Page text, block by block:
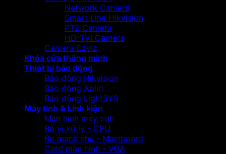
Network Camera
Smart Line Hikvision
PTZ Camera
HD-TVI Camera
Camera Ezviz
Khóa cửa thông minh
Thiết bị báo động
Báo động Hikvision
Báo động Aolin
Báo động LightSYS
Máy tính & Linh kiện
Màn hình máy tính
Bộ vi xử lý - CPU
Bo mạch chủ - Mainboard
Card màn hình - VGA